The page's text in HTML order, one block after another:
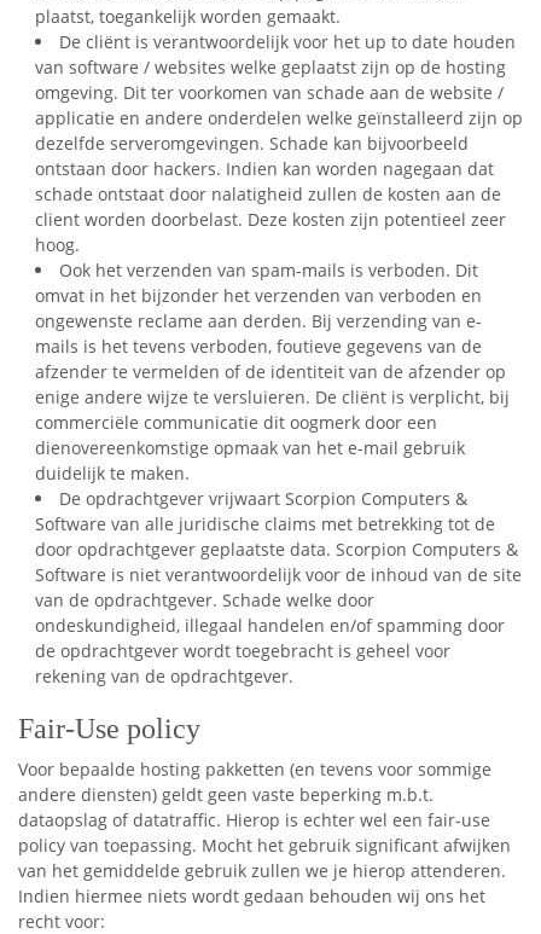
plaatst, toegankelijk worden gemaakt.
De cliënt is verantwoordelijk voor het up to date houden
van software / websites welke geplaatst zijn op de hosting
omgeving. Dit ter voorkomen van schade aan de website /
applicatie en andere onderdelen welke geïnstalleerd zijn op
dezelfde serveromgevingen. Schade kan bijvoorbeeld
ontstaan door hackers. Indien kan worden nagegaan dat
schade ontstaat door nalatigheid zullen de kosten aan de
client worden doorbelast. Deze kosten zijn potentieel zeer
hoog.
Ook het verzenden van spam-mails is verboden. Dit
omvat in het bijzonder het verzenden van verboden en
ongewenste reclame aan derden. Bij verzending van e-
mails is het tevens verboden, foutieve gegevens van de
afzender te vermelden of de identiteit van de afzender op
enige andere wijze te versluieren. De cliënt is verplicht, bij
commerciële communicatie dit oogmerk door een
dienovereenkomstige opmaak van het e-mail gebruik
duidelijk te maken.
De opdrachtgever vrijwaart Scorpion Computers &
Software van alle juridische claims met betrekking tot de
door opdrachtgever geplaatste data. Scorpion Computers &
Software is niet verantwoordelijk voor de inhoud van de site
van de opdrachtgever. Schade welke door
ondeskundigheid, illegaal handelen en/of spamming door
de opdrachtgever wordt toegebracht is geheel voor
rekening van de opdrachtgever.
Fair-Use policy
Voor bepaalde hosting pakketten (en tevens voor sommige
andere diensten) geldt geen vaste beperking m.b.t.
dataopslag of datatraffic. Hierop is echter wel een fair-use
policy van toepassing. Mocht het gebruik significant afwijken
van het gemiddelde gebruik zullen we je hierop attenderen.
Indien hiermee niets wordt gedaan behouden wij ons het
recht voor: